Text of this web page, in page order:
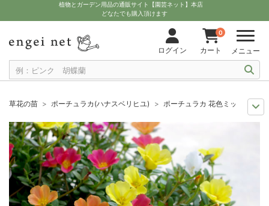
植物とガーデン用品の通販サイト【園芸ネット】本店
どなたでも購入頂けます
ログイン
0
カート メニュー
草花の苗 ポーチュラカ(ハナスベリヒユ)
ポーチュラカ 花色ミックス3号
夏の園芸
花壇におすすめ ポーチュラカ 花色ミックス3号ポット（単色植